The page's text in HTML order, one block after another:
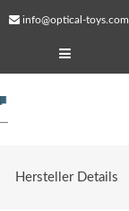
info@optical-toys.com
Hersteller Details